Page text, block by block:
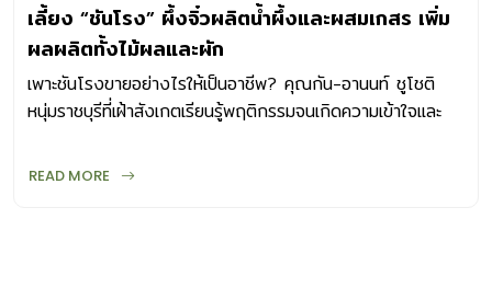
เลี้ยง “ชันโรง” ผึ้งจิ๋วผลิตน้ำผึ้งและผสมเกสร เพิ่ม
ผลผลิตทั้งไม้ผลและผัก
เพาะชันโรงขายอย่างไรให้เป็นอาชีพ? คุณกัน-อานนท์ ชูโชติ
หนุ่มราชบุรีที่เฝ้าสังเกตเรียนรู้พฤติกรรมจนเกิดความเข้าใจและ
READ MORE